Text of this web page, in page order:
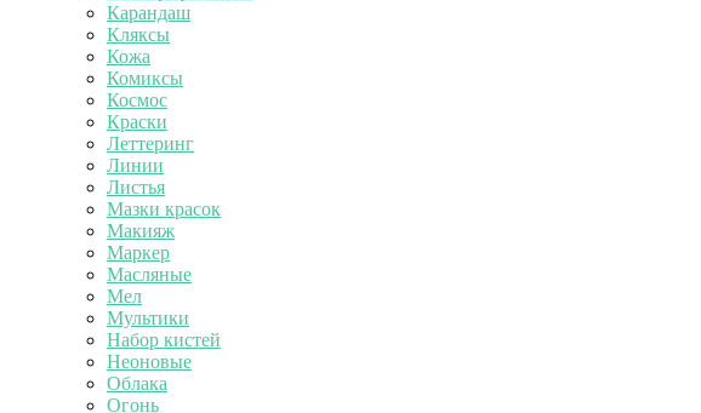
Карандаш
Кляксы
Кожа
Комиксы
Космос
Краски
Леттеринг
Линии
Листья
Мазки красок
Макияж
Маркер
Масляные
Мел
Мультики
Набор кистей
Неоновые
Облака
Огонь